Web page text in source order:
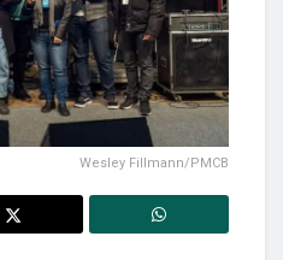
Wesley Fillmann/PMCB